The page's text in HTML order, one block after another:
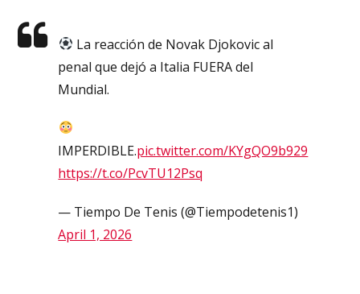
La reacción de Novak Djokovic al
penal que dejó a Italia FUERA del
Mundial.
IMPERDIBLE.pic.twitter.com/KYgQO9b929
https://t.co/PcvTU12Psq
— Tiempo De Tenis (@Tiempodetenis1)
April 1, 2026